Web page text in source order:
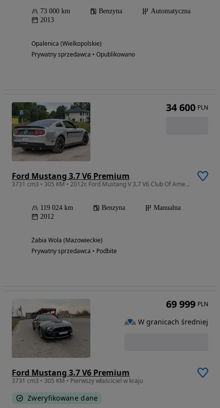
73 000 km Benzyna
Automatyczna
2013
Opalenica (Wielkopolskie)
Prywatny sprzedawca • Opublikowano
Ford Mustang 3.7 V6 Premium
3731 cm3 • 305 KM • 2012r. Ford Mustang V 3.7 V6 Club Of America LIMITOWANA Xenon NA MIEJS
119 024 km Benzyna
Manualna
2012
Żabia Wola (Mazowieckie)
Prywatny sprzedawca • Podbite
34 600 PLN
Ford Mustang 3.7 V6 Premium
3731 cm3 • 305 KM • Pierwszy właściciel w kraju
Zweryfikowane dane
69 999 PLN
W granicach średniej